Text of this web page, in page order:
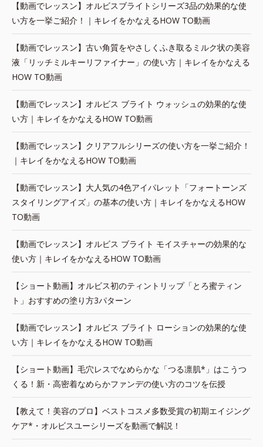
【動画でレッスン】オルビスブライトシリーズ3品の効果的な使
い方を一挙ご紹介！｜キレイをかなえるHOW TO動画
【動画でレッスン】古い角質をやさしくふき取るミルク状の美容
液「リッチミルキーリファイナー」の使い方｜キレイをかなえる
HOW TO動画
【動画でレッスン】オルビス ブライト ウォッシュの効果的な使
い方｜キレイをかなえるHOW TO動画
【動画でレッスン】クリアフルシリーズの使い方を一挙ご紹介！
｜キレイをかなえるHOW TO動画
【動画でレッスン】大人気の4色アイパレット「フォートーンズ
スタイリングアイズ」の基本の使い方｜キレイをかなえるHOW
TO動画
【動画でレッスン】オルビス ブライト モイスチャーの効果的な
使い方｜キレイをかなえるHOW TO動画
【ショート動画】オルビス初のティントリップ「とろ蜜ティン
ト」おすすめの塗り方3パターン
【動画でレッスン】オルビス ブライト ローションの効果的な使
い方｜キレイをかなえるHOW TO動画
【ショート動画】毛穴レスでなめらかな「つる凛肌*」はこうつ
くる！新・高密着なめらかファンデの使い方のコツを伝授
【教えて！美容のプロ】ベストコスメ多数受賞の初期エイジング
ケア*・オルビスユーシリーズを動画で解説！